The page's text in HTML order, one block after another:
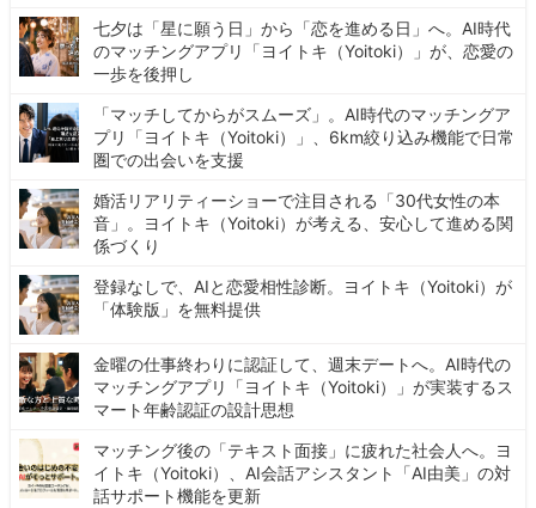
七夕は「星に願う日」から「恋を進める日」へ。AI時代
のマッチングアプリ「ヨイトキ（Yoitoki）」が、恋愛の
一歩を後押し
「マッチしてからがスムーズ」。AI時代のマッチングア
プリ「ヨイトキ（Yoitoki）」、6km絞り込み機能で日常
圏での出会いを支援
婚活リアリティーショーで注目される「30代女性の本
音」。ヨイトキ（Yoitoki）が考える、安心して進める関
係づくり
登録なしで、AIと恋愛相性診断。ヨイトキ（Yoitoki）が
「体験版」を無料提供
金曜の仕事終わりに認証して、週末デートへ。AI時代の
マッチングアプリ「ヨイトキ（Yoitoki）」が実装するス
マート年齢認証の設計思想
マッチング後の「テキスト面接」に疲れた社会人へ。ヨ
イトキ（Yoitoki）、AI会話アシスタント「AI由美」の対
話サポート機能を更新